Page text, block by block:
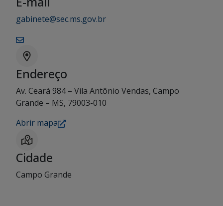
gabinete@sec.ms.gov.br
Endereço
Av. Ceará 984 – Vila Antônio Vendas, Campo
Grande – MS, 79003-010
Abrir mapa
Cidade
Campo Grande